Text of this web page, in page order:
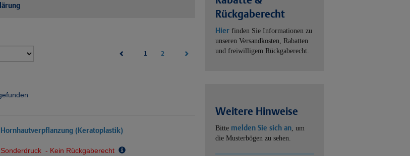
1 (current)
2
Hornhautverpflanzung (Keratoplastik)
Sonderdruck - Kein Rückgaberecht
Rückgaberecht
Hier finden Sie Informationen zu
unseren Versandkosten, Rabatten
und freiwilligem Rückgaberecht.
Weitere Hinweise
Bitte melden Sie sich an, um
die Musterbögen zu sehen.